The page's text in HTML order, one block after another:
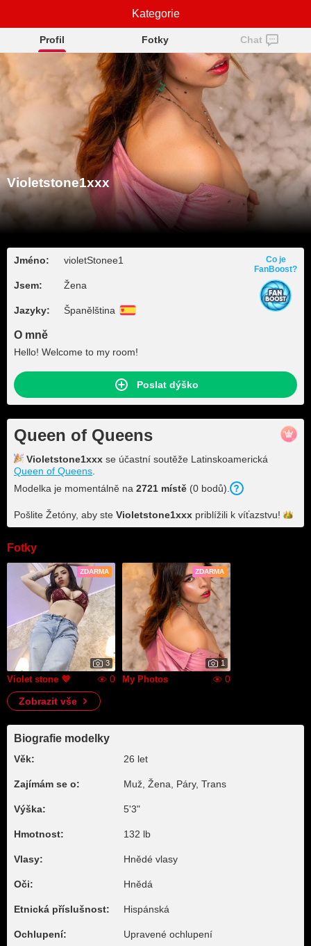
Violetstone1xxx
Profil Fotky Chat
Violetstone1xxx
Jméno: violetStonee1
Jsem: Žena
Jazyky: Španělština
Co je
FanBoost?
O mně
Hello! Welcome to my room!
Poslat dýško
Queen of Queens
Violetstone1xxx se účastní soutěže Latinskoamerická
Queen of Queens
Modelka je momentálně na 2721 místě (0 bodů).
Pošlite Žetóny, aby ste Violetstone1xxx priblížili k víťazstvu!
Fotky
ZDARMA
3
Violet stone 💜 0
ZDARMA
1
My Photos
0
Zobrazit vše
Biografie modelky
Věk: 26 let
Zajímám se o: Muž, Žena, Páry, Trans
Výška: 5'3"
Hmotnost: 132 lb
Vlasy: Hnědé vlasy
Oči: Hnědá
Etnická příslušnost: Hispánská
Ochlupení: Upravené ochlupení
Kategorie